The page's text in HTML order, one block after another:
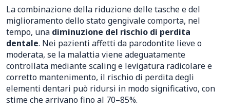
La combinazione della riduzione delle tasche e del
miglioramento dello stato gengivale comporta, nel
tempo, una diminuzione del rischio di perdita
dentale. Nei pazienti affetti da parodontite lieve o
moderata, se la malattia viene adeguatamente
controllata mediante scaling e levigatura radicolare e
corretto mantenimento, il rischio di perdita degli
elementi dentari può ridursi in modo significativo, con
stime che arrivano fino al 70–85%.